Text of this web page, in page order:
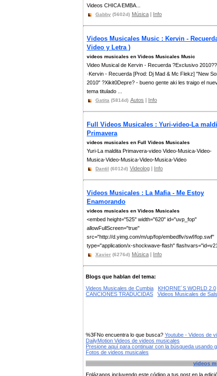
Videos CHICA EMBA...
Gabby (5602d) Música | Info
Videos Musicales Music : Kervin -
Video y Letra )
videos musicales en Videos Musicales Music
Video Musical de Kervin - Recuerda ?Exclusivo 2010??
·Kervin - Recuerda [Prod: Dj Mad & Mc Flekz] "New
2010" ?Xikit0Depre? - bueno gente aki les traigo el
tema titulado ...
Gatita (5814d) Autos | Info
Full Videos Musicales : Yuri-video-La
Primavera
videos musicales en Full Videos Musicales
Yuri-La maldita Primavera-video Video-Musica-Video-
Musica-Video-Musica-Video-Musica-Video
Dantil (6012d) Videolog | Info
Videos Musicales : La Mafia - Me Estoy
Enamorando
videos musicales en Videos Musicales
<embed height="525" width="620" id="uvp_fop"
allowFullScreen="true"
src="http://d.yimg.com/m/up/fop/embedflv/swf/fop.swf"
type="application/x-shockwave-flash"
Xavier (6276d) Música | Info
Blogs que hablan del tema:
Videos Musicales de Cumbia
KHORNE´S WORLD 2.0
CANCIONES TRADUCIDAS
Videos Musicales de
%3FNo encuentra lo que busca? Youtube - Videos de
DailyMotion Videos de videos musicales
Presione aquí para continuar con la búsqueda usando
Fotos de videos musicales
videos
Enlázanos incluyendo este código a tus post en la